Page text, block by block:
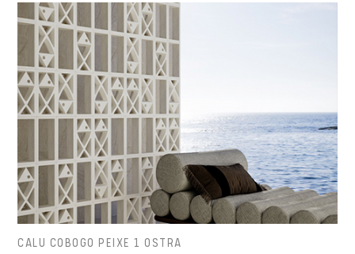
CALU COBOGO PEIXE 1 OSTRA